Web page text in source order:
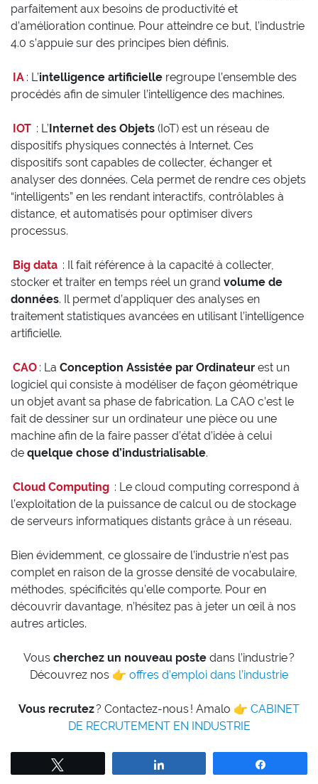
parfaitement aux besoins de productivité et
d’amélioration continue. Pour atteindre ce but, l’industrie
4.0 s’appuie sur des principes bien définis.
IA : L’intelligence artificielle regroupe l’ensemble des
procédés afin de simuler l’intelligence des machines.
IOT : L’Internet des Objets (IoT) est un réseau de
dispositifs physiques connectés à Internet. Ces
dispositifs sont capables de collecter, échanger et
analyser des données. Cela permet de rendre ces objets
“intelligents” en les rendant interactifs, contrôlables à
distance, et automatisés pour optimiser divers
processus.
Big data : Il fait référence à la capacité à collecter,
stocker et traiter en temps réel un grand volume de
données. Il permet d’appliquer des analyses en
traitement statistiques avancées en utilisant l’intelligence
artificielle.
CAO : LaConception Assistée par Ordinateur est un
logiciel qui consiste à modéliser de façon géométrique
un objet avant sa phase de fabrication. La CAO c’est le
fait de dessiner sur un ordinateur une pièce ou une
machine afin de la faire passer d’état d’idée à celui
de quelque chose d’industrialisable.
Cloud Computing : Le cloud computing correspond à
l’exploitation de la puissance de calcul ou de stockage
de serveurs informatiques distants grâce à un réseau.
Bien évidemment, ce glossaire de l’industrie n’est pas
complet en raison de la grosse densité de vocabulaire,
méthodes, spécificités qu’elle comporte. Pour en
découvrir davantage, n’hésitez pas à jeter un œil à nos
autres articles.
Vous cherchez un nouveau poste dans l’industrie ?
Découvrez nos 👉 offres d’emploi dans l’industrie
Vous recrutez? Contactez-nous ! Amalo 👉 CABINET
DE RECRUTEMENT EN INDUSTRIE